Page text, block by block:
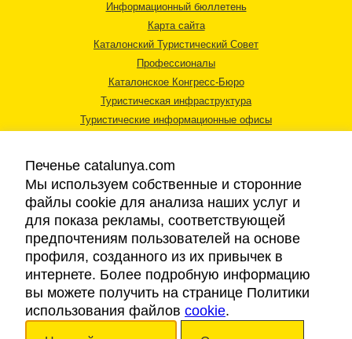
Информационный бюллетень
Карта сайта
Каталонский Туристический Совет
Профессионалы
Каталонское Конгресс-Бюро
Туристическая инфраструктура
Туристические информационные офисы
Правовая информация
Cookies
Доступность
Печенье catalunya.com
Мы используем собственные и сторонние
файлы cookie для анализа наших услуг и
для показа рекламы, соответствующей
предпочтениям пользователей на основе
профиля, созданного из их привычек в
интернете. Более подробную информацию
вы можете получить на странице Политики
использования файлов cookie.